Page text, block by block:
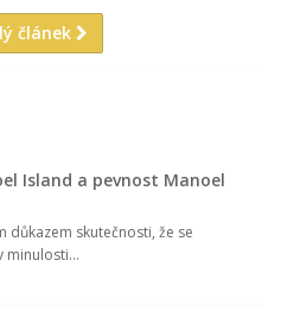
článek
Island a pevnost Manoel
důkazem skutečnosti, že se
minulosti...